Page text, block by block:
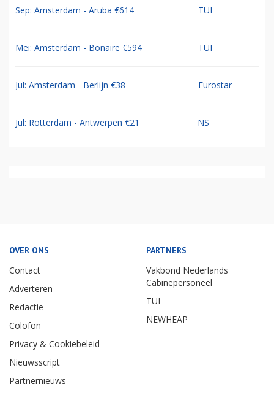
Sep: Amsterdam - Aruba €614 TUI
Mei: Amsterdam - Bonaire €594 TUI
Jul: Amsterdam - Berlijn €38 Eurostar
Jul: Rotterdam - Antwerpen €21 NS
OVER ONS
Contact
Adverteren
Redactie
Colofon
Privacy & Cookiebeleid
Nieuwsscript
Partnernieuws
PARTNERS
Vakbond Nederlands
Cabinepersoneel
TUI
NEWHEAP